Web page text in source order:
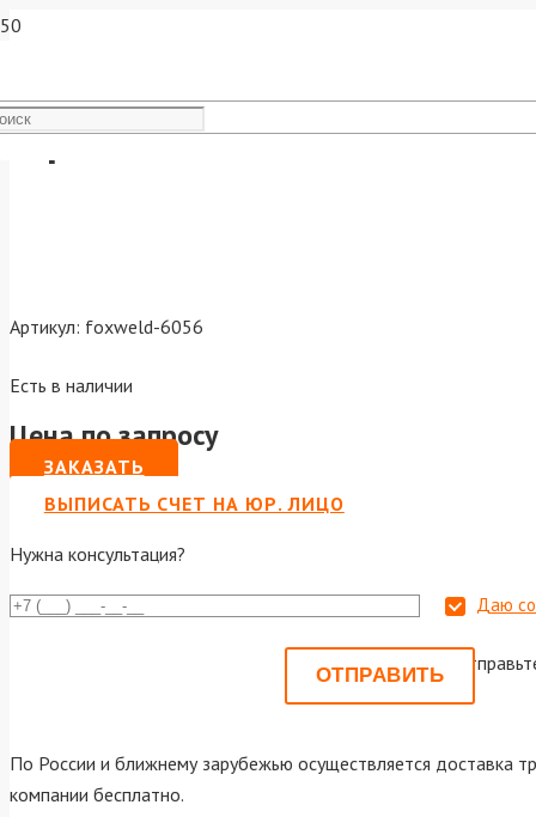
Горелка MIG-15 4м 180A
Артикул: foxweld-6056
Есть в наличии
Цена по запросу
ЗАКАЗАТЬ
ВЫПИСАТЬ СЧЕТ НА ЮР. ЛИЦО
Нужна консультация?
Даю
Или
По России и ближнему зарубежью осуществляется доставка
компании бесплатно.